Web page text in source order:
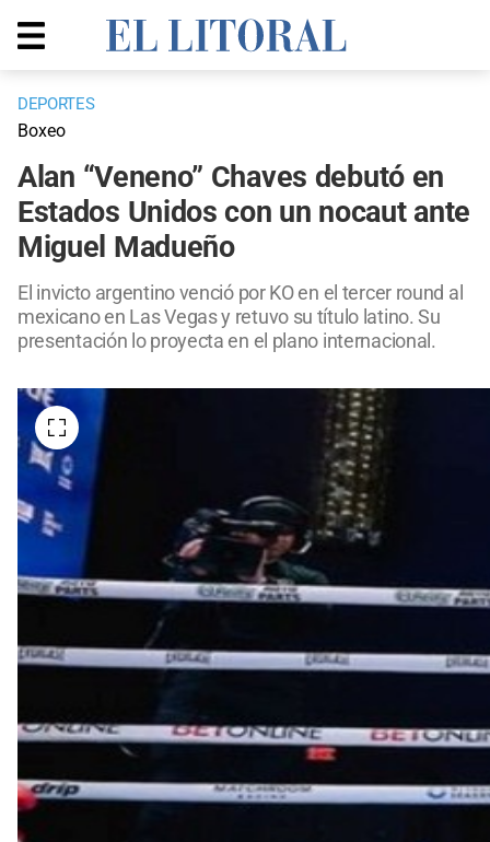
DEPORTES
Boxeo
Alan “Veneno” Chaves debutó en
Estados Unidos con un nocaut ante
Miguel Madueño
El invicto argentino venció por KO en el tercer round al
mexicano en Las Vegas y retuvo su título latino. Su
presentación lo proyecta en el plano internacional.